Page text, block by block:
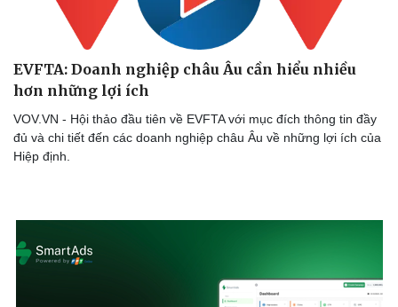
Doanh nghiệp
EVFTA: Doanh nghiệp châu Âu cần hiểu nhiều
hơn những lợi ích
VOV.VN - Hội thảo đầu tiên về EVFTA với mục đích thông tin đầy
đủ và chi tiết đến các doanh nghiệp châu Âu về những lợi ích của
Hiệp định.